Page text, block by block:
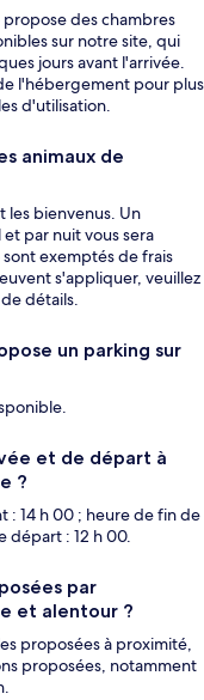
des chambres
sur notre site, qui
jours avant l'arrivée.
l'hébergement pour plus
d'utilisation.
animaux de
les bienvenus. Un
par nuit vous sera
exemptés de frais
s'appliquer, veuillez
détails.
un parking sur
et de départ à
?
14 h 00 ; heure de fin de
départ : 12 h 00.
par
et alentour ?
proposées à proximité,
proposées, notamment